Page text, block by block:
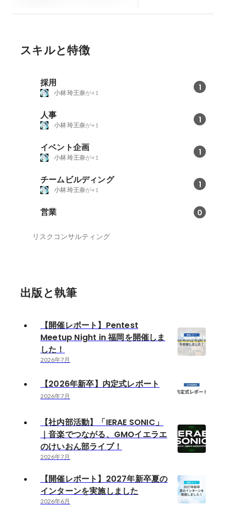
スキルと特徴
採用 1
小林 玲王奈が+1
人事 1
小林 玲王奈が+1
イベント企画 1
小林 玲王奈が+1
チームビルディング 1
小林 玲王奈が+1
営業 0
リスクコンサルティング
出版と執筆
【開催レポート】Pentest
Meetup Night in 福岡を開催しま
した！
2026年7月
【2026年新卒】内定式レポート
2026年7月
【社内部活動】「IERAE SONIC」
｜音楽でつながる、GMOイエラエ
のけいおん部ライブ！
2026年7月
【開催レポート】2027年新卒夏の
インターンを実施しました
2026年6月